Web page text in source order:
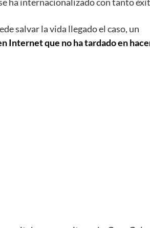
salvar la vida llegado el caso, un
Internet que no ha tardado en